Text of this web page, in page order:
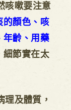
咳嗽要注意
的顏色、咳
年齡、用藥
節實在太
及體質，